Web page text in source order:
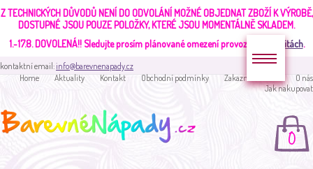
Z TECHNICKÝCH DŮVODŮ NENÍ DO ODVOLÁNÍ MOŽNÉ OBJEDNAT ZBOŽÍ K VÝROBĚ,
DOSTUPNÉ JSOU POUZE POLOŽKY, KTERÉ JSOU MOMENTÁLNĚ SKLADEM.
1.-17.8. DOVOLENÁ!!Sledujte prosím plánované omezení provozu v aktualitách.
kontaktní email:info@barevnenapady.cz
Home
Aktuality Kontakt Obchodní podmínky Zakaznická sekce
O nás
Jak nakupovat
0